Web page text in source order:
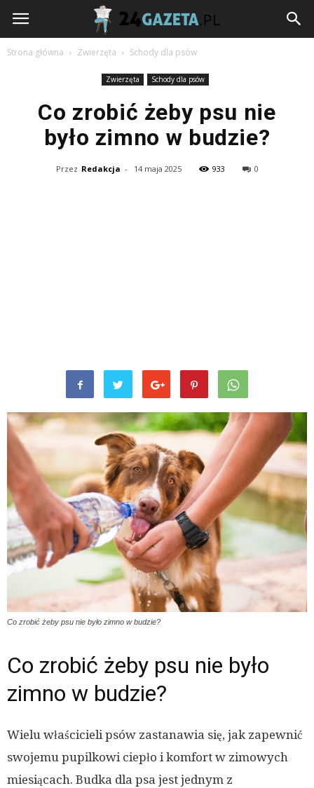
24gazeta.pl
Strona główna Zwierzęta Schody dla psów
Zwierzęta Schody dla psów
Co zrobić żeby psu nie
było zimno w budzie?
Przez Redakcja - 14 maja 2025 933 0
Co zrobić żeby psu nie było zimno w budzie?
Co zrobić żeby psu nie było
zimno w budzie?
Wielu właścicieli psów zastanawia się, jak zapewnić
swojemu pupilkowi ciepło i komfort w zimowych
miesiącach. Budka dla psa jest jednym z